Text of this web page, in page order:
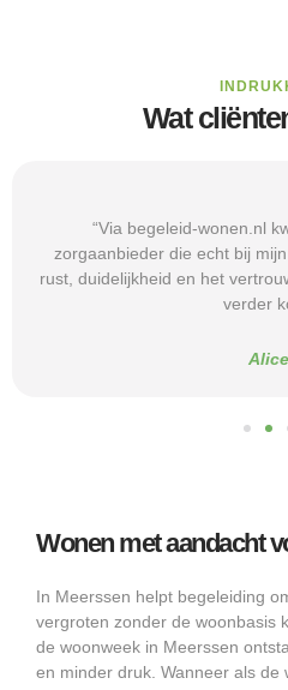
Wat
“Via begeleid-wonen.nl
zorgaanbieder die echt bij
rust, duidelijkheid en het
verder
Alice
Wonen met aandacht
In Meerssen helpt begeleiding
vergroten zonder de woonbasis
de woonweek in Meerssen
en minder druk. Wanneer als de